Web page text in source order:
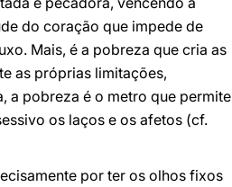
do coração que impede de
Mais, é a pobreza que cria as
as próprias limitações,
a pobreza é o metro que permite
os laços e os afetos (cf.
por ter os olhos fixos